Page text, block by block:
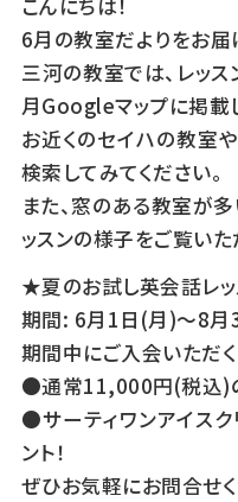
こんにちは！
6月の教室だよりをお届
三河の教室では、レッ
月Googleマップに掲載
お近くのセイハの教室
検索してみてください。
また、窓のある教室が
ッスンの様子をご覧い
★夏のお試し英会話レ
期間: 6月1日(月)〜8月
期間中にご入会いただ
●通常11,000円(税込)
●サーティワンアイス
ント！
ぜひお気軽にお問合せく